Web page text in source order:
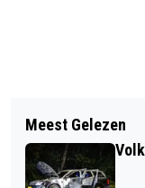
KUNST,
VERHALEN
SCHRIJF JE
2026
Meest Gelezen